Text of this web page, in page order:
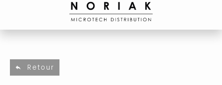
Retour